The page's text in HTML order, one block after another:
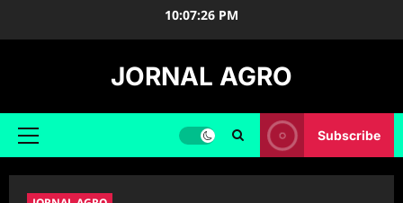
10:07:27 PM
JORNAL AGRO
Primary
Subscribe